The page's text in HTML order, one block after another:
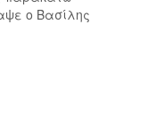
ο Βασίλης